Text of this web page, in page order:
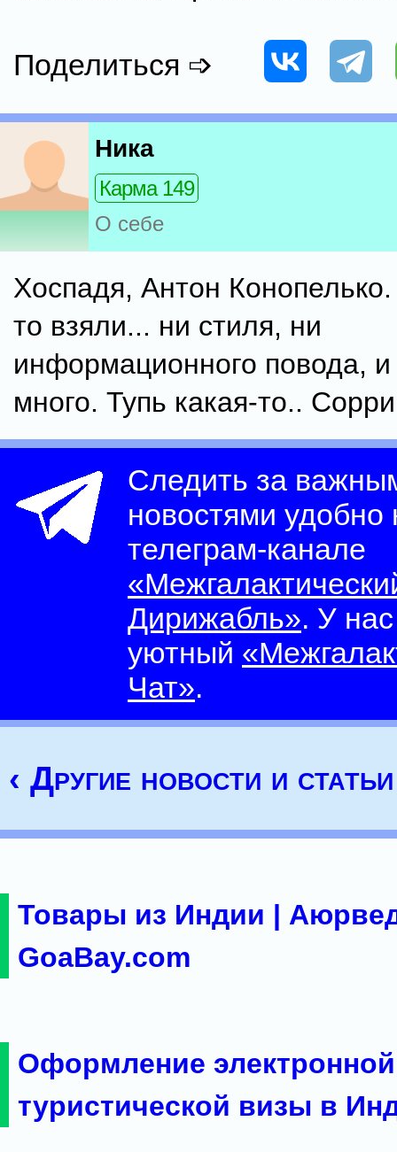
Поделиться ➩
Ника
Карма 149
О себе
Хоспадя, Антон Конопелько.
то взяли... ни стиля, ни
информационного повода,
много. Тупь какая-то.. Сорри
Следить за
новостями
телеграм-канале
Дирижабль». У
уютный
Чат».
‹ Другие новости и статьи
Товары из Индии |
GoaBay.com
Оформление электронной
туристической визы в